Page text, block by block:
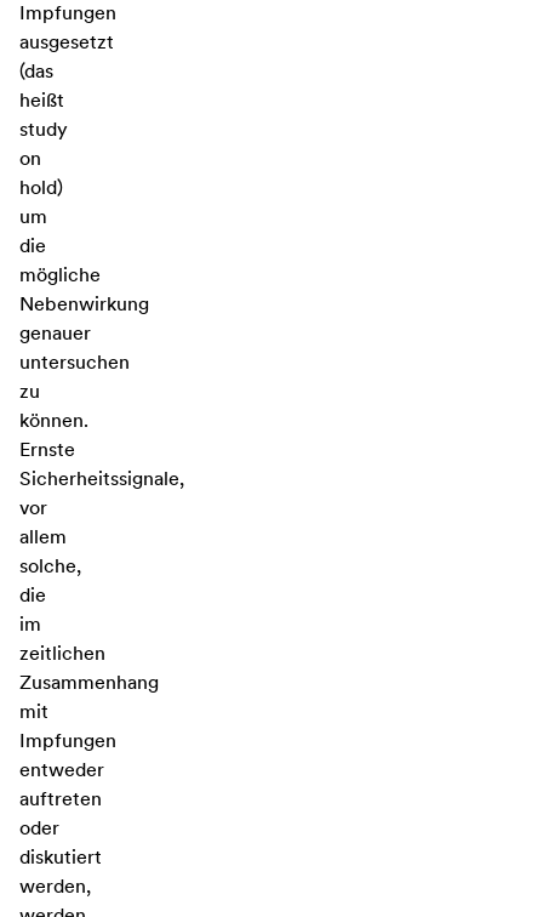
Impfungen
ausgesetzt
(das
heißt
study
on
hold)
um
die
mögliche
Nebenwirkung
genauer
untersuchen
zu
können.
Ernste
Sicherheitssignale,
vor
allem
solche,
die
im
zeitlichen
Zusammenhang
mit
Impfungen
entweder
auftreten
oder
diskutiert
werden,